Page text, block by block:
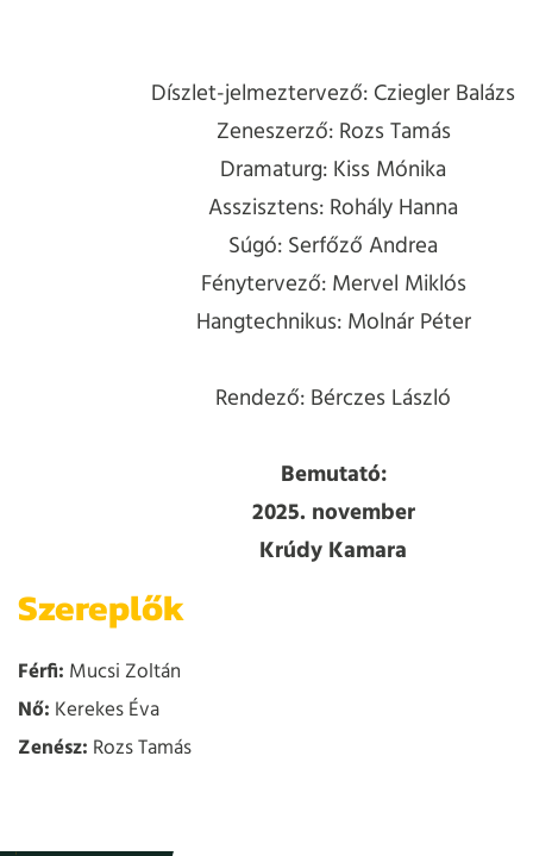
Díszlet-jelmeztervező: Cziegler Balázs
Zeneszerző: Rozs Tamás
Dramaturg: Kiss Mónika
Asszisztens: Rohály Hanna
Súgó: Serfőző Andrea
Fénytervező: Mervel Miklós
Hangtechnikus: Molnár Péter
Rendező: Bérczes László
Bemutató:
2025. november
Krúdy Kamara
Szereplők
Férfi: Mucsi Zoltán
Nő: Kerekes Éva
Zenész: Rozs Tamás